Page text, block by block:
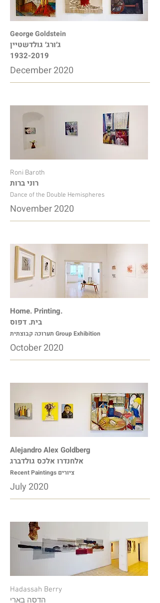
George Goldstein
ג׳ורג׳ גולדשטיין
1932-2019
December 2020
Roni Baroth
רוני ברות
Dance of the Double Hemispheres
November 2020
Home. Printing.
בית. דפוס
תערוכה קבוצתית Group Exhibition
October 2020
Alejandro Alex Goldberg
אלחנדרו אלכס גולדברג
Recent Paintings ציורים
July 2020
Hadassah Berry
הדסה בארי